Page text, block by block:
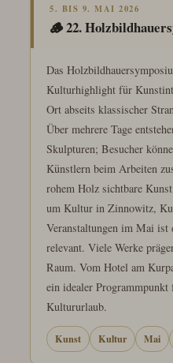
5. BIS 9. MAI 2026
🪵 22.
Das
Kulturhighlight für
Ort abseits klassischer
Über mehrere Tage
Skulpturen; Besucher
Künstlern beim Arbeiten
rohem Holz sichtbare
um Kultur in Zinnowitz,
Veranstaltungen im Mai ist
relevant. Viele Werke
Raum. Vom Hotel am
ein idealer Programmpunkt
Kultururlaub.
Kunst Kultur Mai